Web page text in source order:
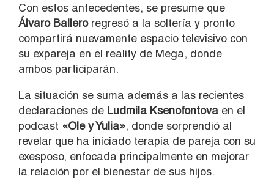
Con estos antecedentes, se presume que
Álvaro Balleroregresó a la soltería y pronto
compartirá nuevamente espacio televisivo con
su expareja en el reality de Mega, donde
ambos participarán.
La situación se suma además a las recientes
declaraciones de Ludmila Ksenofontova en el
podcast «Ole y Yulia», donde sorprendió al
revelar que ha iniciado terapia de pareja con su
exesposo, enfocada principalmente en mejorar
la relación por el bienestar de sus hijos.